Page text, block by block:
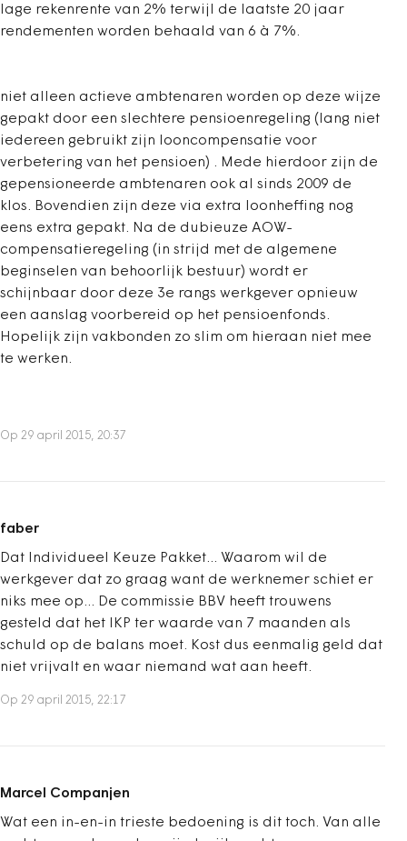
lage rekenrente van 2% terwijl de laatste 20 jaar
rendementen worden behaald van 6 à 7%.
niet alleen actieve ambtenaren worden op deze wijze
gepakt door een slechtere pensioenregeling (lang niet
iedereen gebruikt zijn looncompensatie voor
verbetering van het pensioen) . Mede hierdoor zijn de
gepensioneerde ambtenaren ook al sinds 2009 de
klos. Bovendien zijn deze via extra loonheffing nog
eens extra gepakt. Na de dubieuze AOW-
compensatieregeling (in strijd met de algemene
beginselen van behoorlijk bestuur) wordt er
schijnbaar door deze 3e rangs werkgever opnieuw
een aanslag voorbereid op het pensioenfonds.
Hopelijk zijn vakbonden zo slim om hieraan niet mee
te werken.
Op 29 april 2015, 20:37
faber
Dat Individueel Keuze Pakket... Waarom wil de
werkgever dat zo graag want de werknemer schiet er
niks mee op... De commissie BBV heeft trouwens
gesteld dat het IKP ter waarde van 7 maanden als
schuld op de balans moet. Kost dus eenmalig geld dat
niet vrijvalt en waar niemand wat aan heeft.
Op 29 april 2015, 22:17
Marcel Companjen
Wat een in-en-in trieste bedoening is dit toch. Van alle